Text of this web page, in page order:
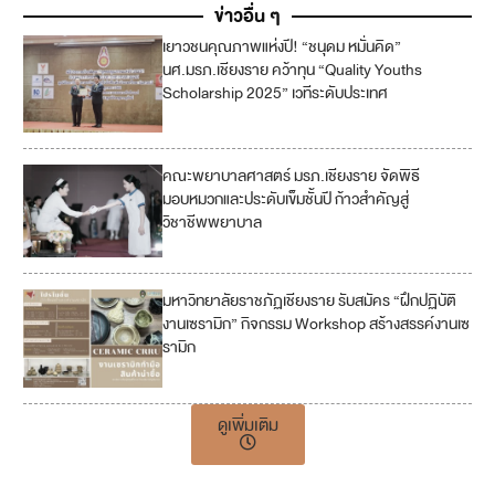
ข่าวอื่น ๆ
เยาวชนคุณภาพแห่งปี! “ชนุดม หมั่นคิด”
นศ.มรภ.เชียงราย คว้าทุน “Quality Youths
Scholarship 2025” เวทีระดับประเทศ
คณะพยาบาลศาสตร์ มรภ.เชียงราย จัดพิธี
มอบหมวกและประดับเข็มชั้นปี ก้าวสำคัญสู่
วิชาชีพพยาบาล
มหาวิทยาลัยราชภัฏเชียงราย รับสมัคร “ฝึกปฏิบัติ
งานเซรามิก” กิจกรรม Workshop สร้างสรรค์งานเซ
รามิก
ดูเพิ่มเติม